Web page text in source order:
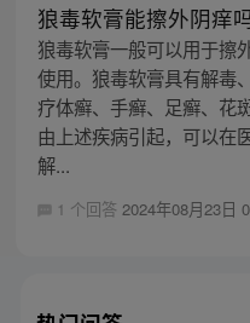
狼毒软膏能擦外阴痒
狼毒软膏一般可以用于擦
使用。狼毒软膏具有解毒
疗体癣、手癣、足癣、花
由上述疾病引起，可以在
解...
1 个回答 2024年08月23日